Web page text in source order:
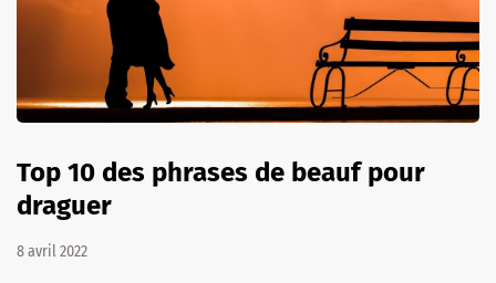
Top 10 des phrases de beauf pour
draguer
8 avril 2022